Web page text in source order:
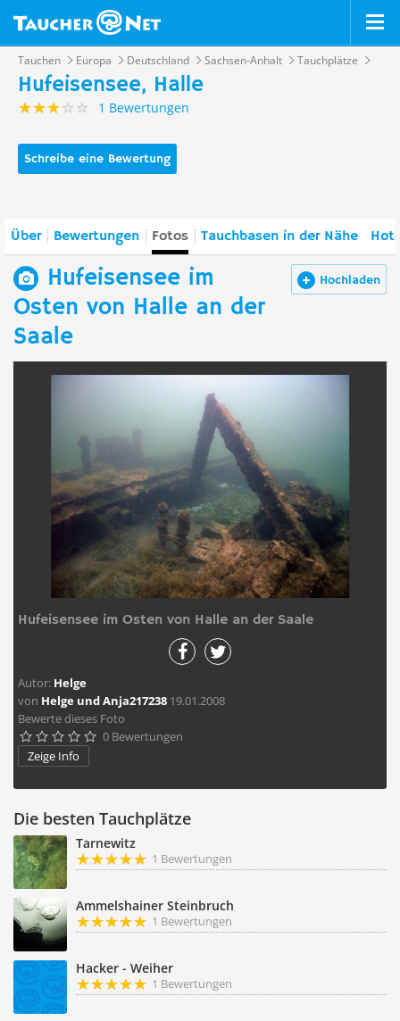
Tauchen Europa Deutschland Sachsen-Anhalt Tauchplätze
Hufeisensee, Halle
1 Bewertungen
Schreibe eine Bewertung
Über Bewertungen Fotos Tauchbasen in der Nähe
Hochladen
Hufeisensee im
Osten von Halle an der
Saale
Hufeisensee im Osten von Halle an der Saale
Autor: Helge
von Helge und Anja217238 19.01.2008
Bewerte dieses Foto
     0 Bewertungen
Zeige Info
Die besten Tauchplätze
Tarnewitz
1 Bewertungen
Ammelshainer Steinbruch
1 Bewertungen
Hacker - Weiher
1 Bewertungen